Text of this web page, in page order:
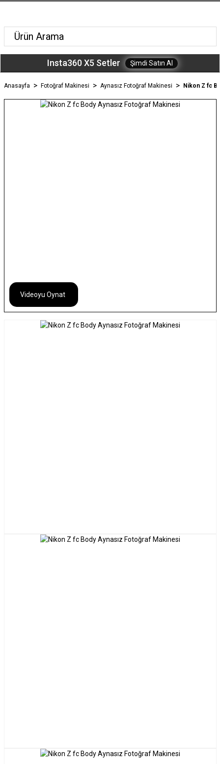
Insta360 X5 Setler Şimdi Satın Al
Anasayfa Fotoğraf Makinesi Aynasız Fotoğraf Makinesi Nikon Z fc
Videoyu Oynat